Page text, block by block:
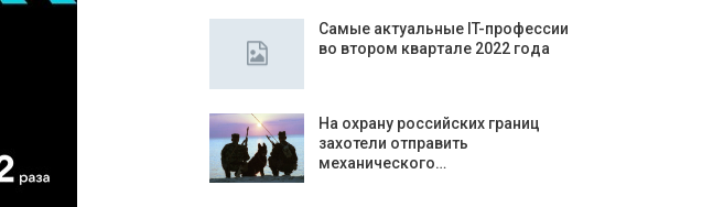
Самые актуальные IT-профессии
во втором квартале 2022 года
На охрану российских границ
захотели отправить
механического…